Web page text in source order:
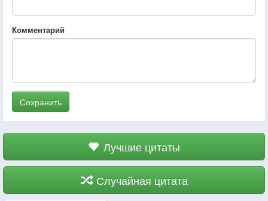
Комментарий
Сохранить
Лучшие цитаты
Случайная цитата